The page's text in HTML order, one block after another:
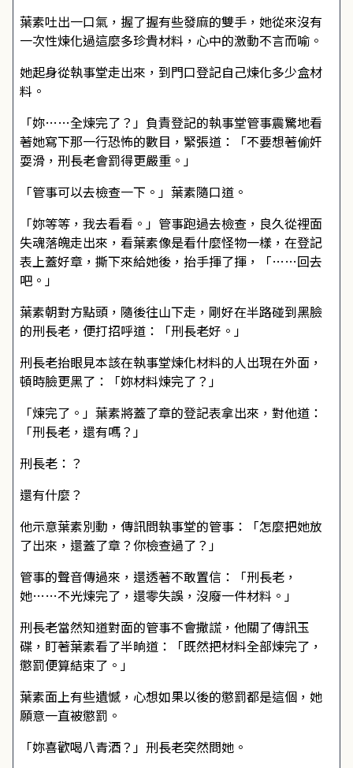
葉素吐出一口氣，握了握有些發麻的雙手，她從來沒有
一次性煉化過這麼多珍貴材料，心中的激動不言而喻。
她起身從執事堂走出來，到門口登記自己煉化多少盒材
料。
「妳……全煉完了？」負責登記的執事堂管事震驚地看
著她寫下那一行恐怖的數目，緊張道：「不要想著偷奸
耍滑，刑長老會罰得更嚴重。」
「管事可以去檢查一下。」葉素隨口道。
「妳等等，我去看看。」管事跑過去檢查，良久從裡面
失魂落魄走出來，看葉素像是看什麼怪物一樣，在登記
表上蓋好章，撕下來給她後，抬手揮了揮，「……回去
吧。」
葉素朝對方點頭，隨後往山下走，剛好在半路碰到黑臉
的刑長老，便打招呼道：「刑長老好。」
刑長老抬眼見本該在執事堂煉化材料的人出現在外面，
頓時臉更黑了：「妳材料煉完了？」
「煉完了。」葉素將蓋了章的登記表拿出來，對他道：
「刑長老，還有嗎？」
刑長老：？
還有什麼？
他示意葉素別動，傳訊問執事堂的管事：「怎麼把她放
了出來，還蓋了章？你檢查過了？」
管事的聲音傳過來，還透著不敢置信：「刑長老，
她……不光煉完了，還零失誤，沒廢一件材料。」
刑長老當然知道對面的管事不會撒謊，他關了傳訊玉
碟，盯著葉素看了半晌道：「既然把材料全部煉完了，
懲罰便算結束了。」
葉素面上有些遺憾，心想如果以後的懲罰都是這個，她
願意一直被懲罰。
「妳喜歡喝八青酒？」刑長老突然問她。